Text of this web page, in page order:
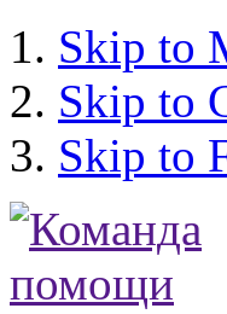
Skip to
Skip to
Skip to